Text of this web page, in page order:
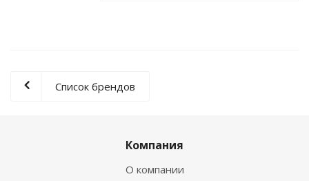
Список брендов
Компания
О компании